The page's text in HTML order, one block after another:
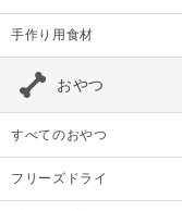
手作り用食材
おやつ
すべてのおやつ
フリーズドライ